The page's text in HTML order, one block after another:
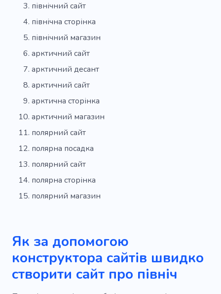
північний сайт
північна сторінка
північний магазин
арктичний сайт
арктичний десант
арктичний сайт
арктична сторінка
арктичний магазин
полярний сайт
полярна посадка
полярний сайт
полярна сторінка
полярний магазин
Як за допомогою
конструктора сайтів швидко
створити сайт про північ